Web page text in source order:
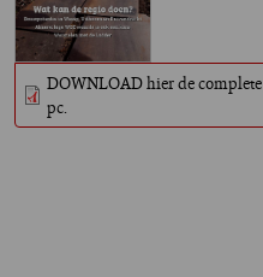
DOWNLOAD hier de
pc.